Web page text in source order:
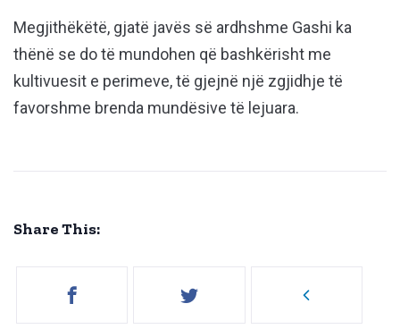
Megjithëkëtë, gjatë javës së ardhshme Gashi ka
thënë se do të mundohen që bashkërisht me
kultivuesit e perimeve, të gjejnë një zgjidhje të
favorshme brenda mundësive të lejuara.
Share This: